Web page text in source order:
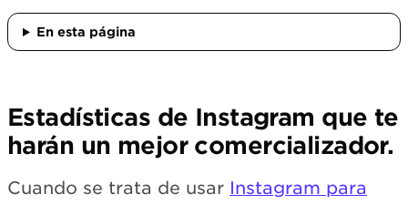
En esta página
Estadísticas de Instagram que te
harán un mejor comercializador.
Cuando se trata de usar Instagram para